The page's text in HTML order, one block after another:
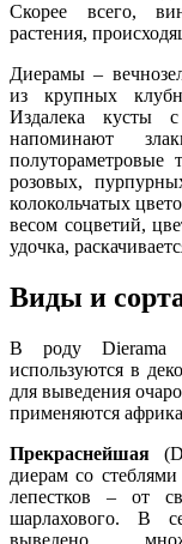
Скорее всего,
растения,
Диерамы –
из крупных
Издалека кусты
напоминают
розовых,
колокольчатых
весом соцветий,
удочка,
Виды и
В роду Dierama
используются в
для выведения
применяются
Прекраснейшая
диерам со
лепестков – от
шарлахового. В
выведено